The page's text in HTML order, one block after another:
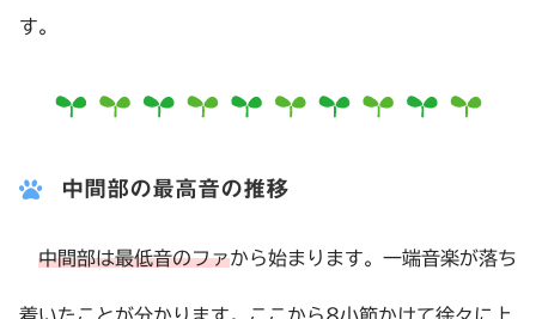
す。
中間部の最高音の推移
中間部は最低音のファから始まります。一端音楽が落ち